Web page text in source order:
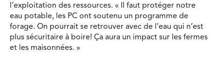
l’exploitation des ressources. « Il faut protéger notre
eau potable, les PC ont soutenu un programme de
forage. On pourrait se retrouver avec de l’eau qui n’est
plus sécuritaire à boire! Ça aura un impact sur les fermes
et les maisonnées. »